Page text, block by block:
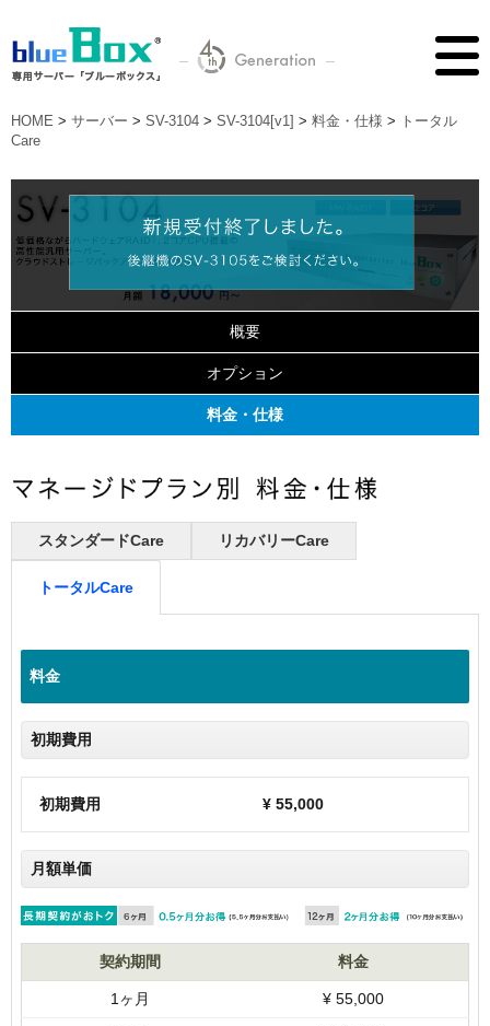
HOME > サーバー > SV-3104 > SV-3104[v1] > 料金・仕様 >
トータル
Care
概要
オプション
料金・仕様
スタンダードCare リカバリーCare
トータルCare
料金
初期費用
初期費用 ¥ 55,000
月額単価
契約期間 料金
1ヶ月 ¥55,000